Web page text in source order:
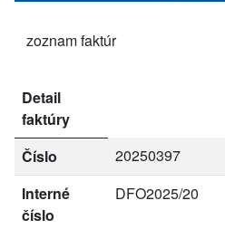
zoznam faktúr
Detail
faktúry
Číslo
20250397
Interné
číslo
DFO2025/20